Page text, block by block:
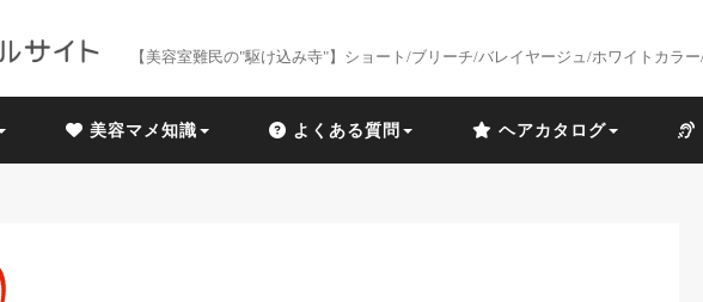
【美容室難民の"駆け込み寺"】ショート/ブリーチ/バレイヤージュ/ホワイトカラ
美容マメ知識 よくある質問 ヘアカタログ